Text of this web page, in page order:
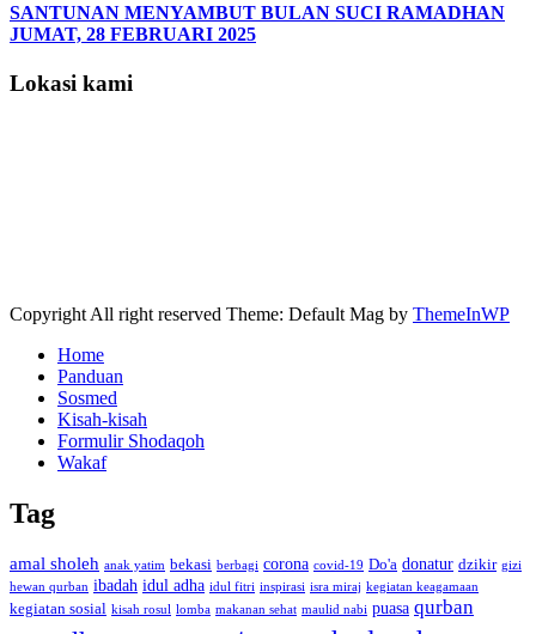
SANTUNAN MENYAMBUT BULAN SUCI RAMADHAN
JUMAT, 28 FEBRUARI 2025
Lokasi kami
Copyright All right reserved Theme: Default Mag by ThemeInWP
Home
Panduan
Sosmed
Kisah-kisah
Formulir Shodaqoh
Wakaf
Tag
amal sholeh anak yatim bekasi berbagi corona covid-19 Do'a donatur dzikir gizi
hewan qurban ibadah idul adha idul fitri inspirasi isra miraj kegiatan keagamaan
kegiatan sosial kisah rosul lomba makanan sehat maulid nabi puasa qurban